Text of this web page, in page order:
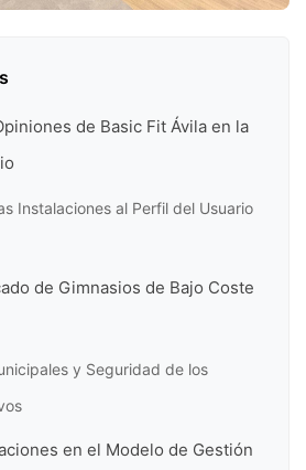
de Basic Fit Ávila en la
Instalaciones al Perfil del Usuario
de Gimnasios de Bajo Coste
y Seguridad de los
en el Modelo de Gestión